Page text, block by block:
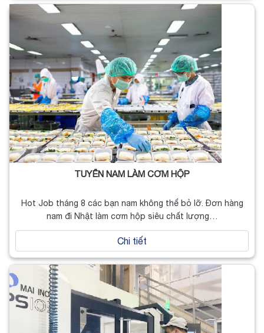
TUYỂN NAM LÀM CƠM HỘP
Hot Job tháng 8 các bạn nam không thể bỏ lỡ. Đơn hàng
nam đi Nhật làm cơm hộp siêu chất lượng…
Chi tiết